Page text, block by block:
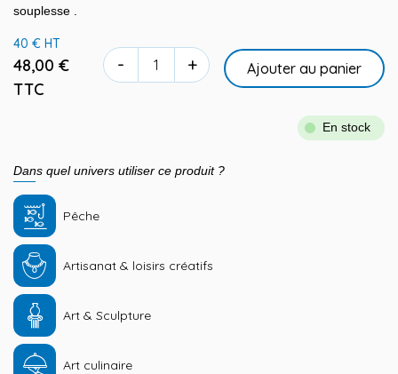
souplesse .
40 € HT
48,00 €
TTC
- + Ajouter au panier
En stock
Dans quel univers utiliser ce produit ?
Pêche
Artisanat & loisirs créatifs
Art & Sculpture
Art culinaire